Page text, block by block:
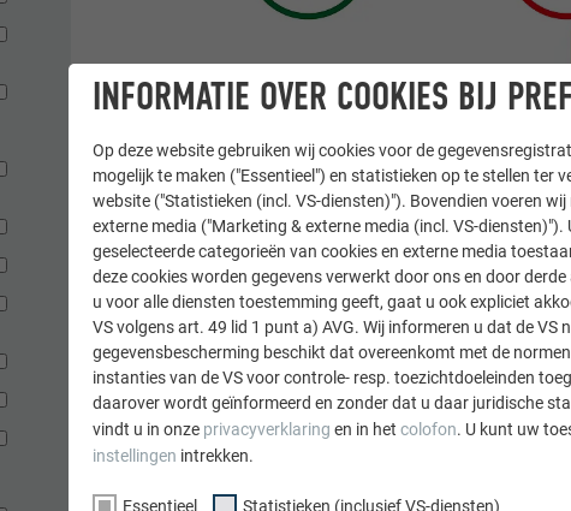
INFORMATIE OVER COOKIES BIJ
Op deze website gebruiken wij cookies voor de
mogelijk te maken ("Essentieel") en statistieken op te stellen ter
website ("Statistieken (incl. VS-diensten)"). Bovendien voeren
externe media ("Marketing & externe media (incl. VS-diensten)").
geselecteerde categorieën van cookies en externe media
deze cookies worden gegevens verwerkt door ons en door
u voor alle diensten toestemming geeft, gaat u ook expliciet
VS volgens art. 49 lid 1 punt a) AVG. Wij informeren u dat de VS
gegevensbescherming beschikt dat overeenkomt met de
instanties van de VS voor controle- resp. toezichtdoeleinden
daarover wordt geïnformeerd en zonder dat u daar juridische
vindt u in onze privacyverklaring en in het colofon. U kunt uw
instellingen intrekken.
Essentieel Statistieken (inclusief VS-diensten)